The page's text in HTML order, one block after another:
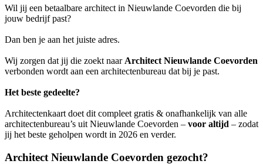
Wil jij een betaalbare architect in Nieuwlande Coevorden die bij
jouw bedrijf past?
Dan ben je aan het juiste adres.
Wij zorgen dat jij die zoekt naar Architect Nieuwlande Coevorden
verbonden wordt aan een architectenbureau dat bij je past.
Het beste gedeelte?
Architectenkaart doet dit compleet gratis & onafhankelijk van alle
architectenbureau’s uit Nieuwlande Coevorden – voor altijd – zodat
jij het beste geholpen wordt in 2026 en verder.
Architect Nieuwlande Coevorden gezocht?